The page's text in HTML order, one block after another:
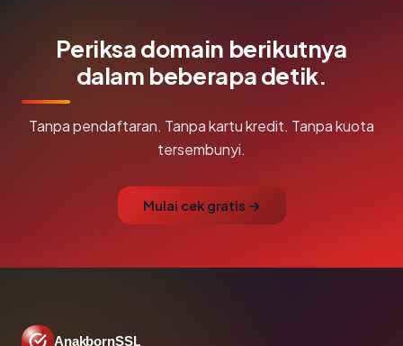
Periksa domain berikutnya
dalam beberapa detik.
Tanpa pendaftaran. Tanpa kartu kredit. Tanpa kuota
tersembunyi.
Mulai cek gratis →
AnakbornSSL